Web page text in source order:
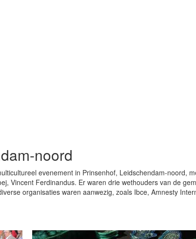
noord
evenement in Prinsenhof, Leidschendam-noord,
Vincent Ferdinandus. Er waren drie wethouders van de
organisaties waren aanwezig, zoals Ibce, Amnesty